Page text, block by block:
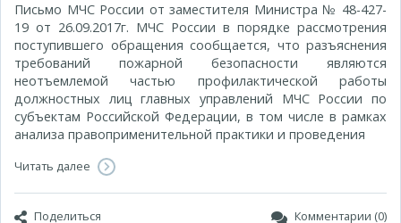
Письмо МЧС России от заместителя Министра № 48-427-
19 от 26.09.2017г. МЧС России в порядке рассмотрения
поступившего обращения сообщается, что разъяснения
требований пожарной безопасности являются
неотъемлемой частью профилактической работы
должностных лиц главных управлений МЧС России по
субъектам Российской Федерации, в том числе в рамках
анализа правоприменительной практики и проведения
Читать далее
Поделиться Комментарии (0)